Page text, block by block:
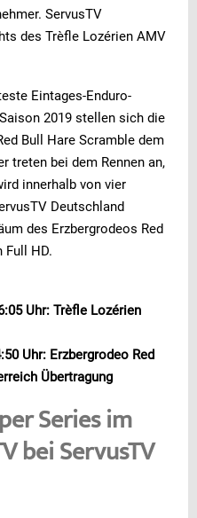
ServusTV
des Trèfle Lozérien AMV
Eintages-Enduro-
2019 stellen sich die
Bull Hare Scramble dem
treten bei dem Rennen an,
innerhalb von vier
Deutschland
des Erzbergrodeos Red
Full HD.
Uhr: Trèfle Lozérien
Uhr: Erzbergrodeo Red
Übertragung
Series im
bei ServusTV